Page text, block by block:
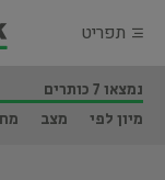
תפריט
נמצאו 7 כותרים
מיון לפי
מצב